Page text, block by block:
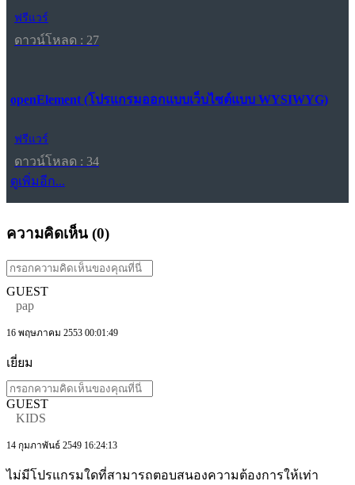
ฟรีแวร์
ดาวน์โหลด : 27
openElement (โปรแกรมออกแบบเว็บไซต์แบบ WYSIWYG)
ฟรีแวร์
ดาวน์โหลด : 34
ดูเพิ่มอีก...
ความคิดเห็น (0)
GUEST
pap
16 พฤษภาคม 2553 00:01:49
เยี่ยม
GUEST
KIDS
14 กุมภาพันธ์ 2549 16:24:13
ไม่มีโปรแกรมใดที่สามารถตอบสนองความต้องการให้เท่า